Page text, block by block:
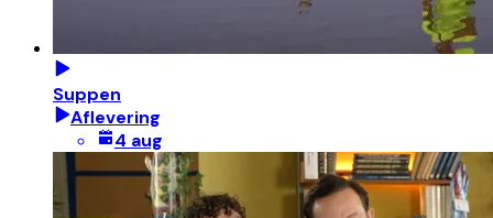
Suppen
Aflevering
4 aug